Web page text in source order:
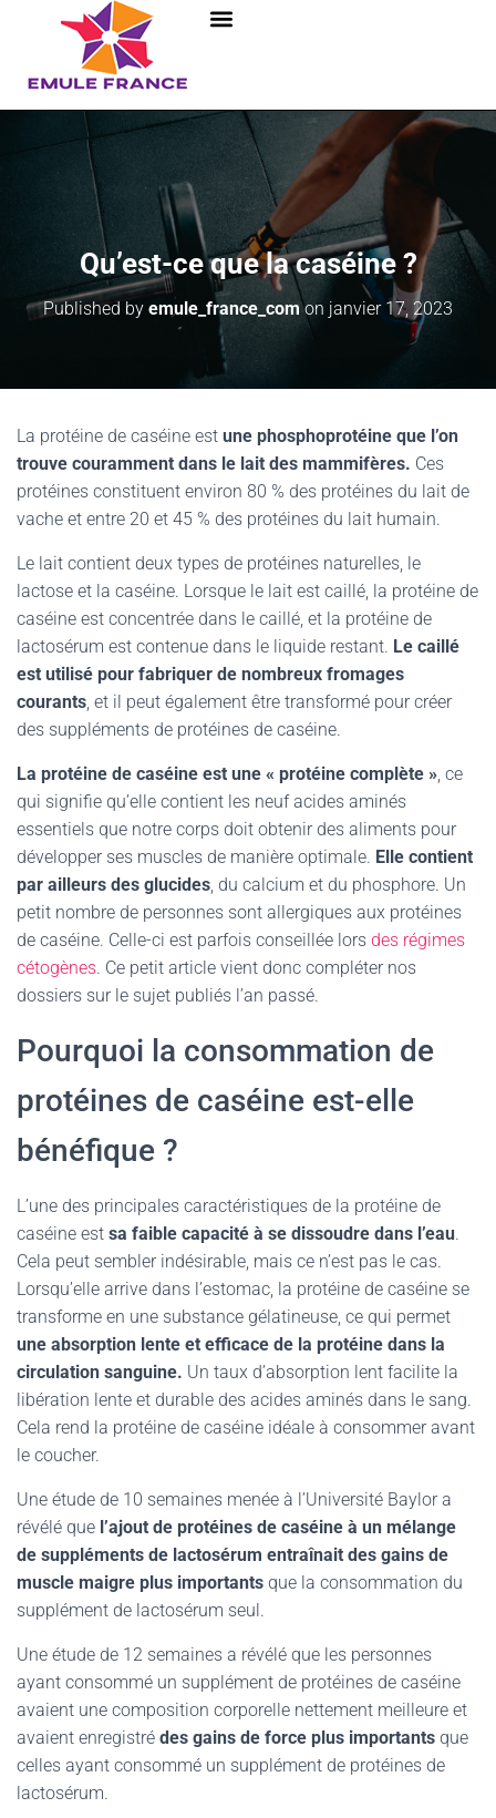
Qu’est-ce que la caséine ?
Published by emule_france_comon janvier 17, 2023
La protéine de caséine est une phosphoprotéine que l’on
trouve couramment dans le lait des mammifères. Ces
protéines constituent environ 80 % des protéines du lait de
vache et entre 20 et 45 % des protéines du lait humain.
Le lait contient deux types de protéines naturelles, le
lactose et la caséine. Lorsque le lait est caillé, la protéine de
caséine est concentrée dans le caillé, et la protéine de
lactosérum est contenue dans le liquide restant. Le caillé
est utilisé pour fabriquer de nombreux fromages
courants, et il peut également être transformé pour créer
des suppléments de protéines de caséine.
La protéine de caséine est une « protéine complète », ce
qui signifie qu’elle contient les neuf acides aminés
essentiels que notre corps doit obtenir des aliments pour
développer ses muscles de manière optimale. Elle contient
par ailleurs des glucides, du calcium et du phosphore. Un
petit nombre de personnes sont allergiques aux protéines
de caséine. Celle-ci est parfois conseillée lors des régimes
cétogènes. Ce petit article vient donc compléter nos
dossiers sur le sujet publiés l’an passé.
Pourquoi la consommation de
protéines de caséine est-elle
bénéfique ?
L’une des principales caractéristiques de la protéine de
caséine est sa faible capacité à se dissoudre dans l’eau.
Cela peut sembler indésirable, mais ce n’est pas le cas.
Lorsqu’elle arrive dans l’estomac, la protéine de caséine se
transforme en une substance gélatineuse, ce qui permet
une absorption lente et efficace de la protéine dans la
circulation sanguine. Un taux d’absorption lent facilite la
libération lente et durable des acides aminés dans le sang.
Cela rend la protéine de caséine idéale à consommer avant
le coucher.
Une étude de 10 semaines menée à l’Université Baylor a
révélé que l’ajout de protéines de caséine à un mélange
de suppléments de lactosérum entraînait des gains de
muscle maigre plus importants que la consommation du
supplément de lactosérum seul.
Une étude de 12 semaines a révélé que les personnes
ayant consommé un supplément de protéines de caséine
avaient une composition corporelle nettement meilleure et
avaient enregistré des gains de force plus importants que
celles ayant consommé un supplément de protéines de
lactosérum.